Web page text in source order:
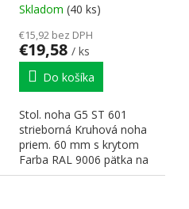
Skladom (40 ks)
€15,92 bez DPH
€19,58 / ks
Do košíka
Stol. noha G5 ST 601
strieborná Kruhová noha
priem. 60 mm s krytom
Farba RAL 9006 pätka na
pripevnenie 80x80 mm...